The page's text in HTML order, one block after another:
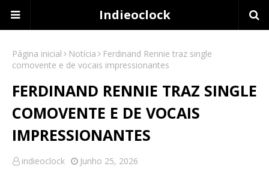
Indieoclock
Página inicial Notícia
Ferdinand Rennie traz single
comovente e de vocais impressionantes
FERDINAND RENNIE TRAZ SINGLE
COMOVENTE E DE VOCAIS
IMPRESSIONANTES
indieoclock Junho 25, 2026